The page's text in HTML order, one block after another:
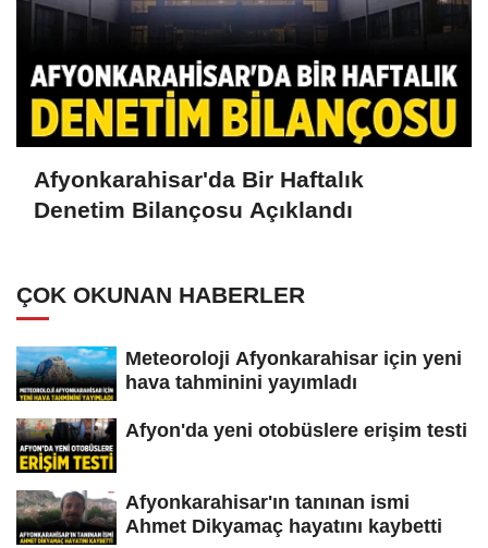
Afyonkarahisar'da Bir Haftalık
Denetim Bilançosu Açıklandı
ÇOK OKUNAN HABERLER
Meteoroloji Afyonkarahisar için yeni
hava tahminini yayımladı
Afyon'da yeni otobüslere erişim testi
Afyonkarahisar'ın tanınan ismi
Ahmet Dikyamaç hayatını kaybetti